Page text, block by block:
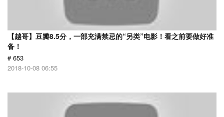
【越哥】豆瓣8.5分，一部充满禁忌的“另类”电影！看之前要做好准
备！
# 653
2018-10-08 06:55